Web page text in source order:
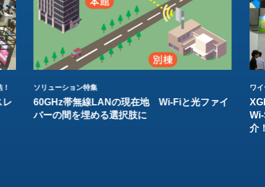
レ
ソリューション特集
60GHz帯無線LANの現在地 Wi-Fiと光ファイ
バーの間を埋める選択肢に
ワ
介